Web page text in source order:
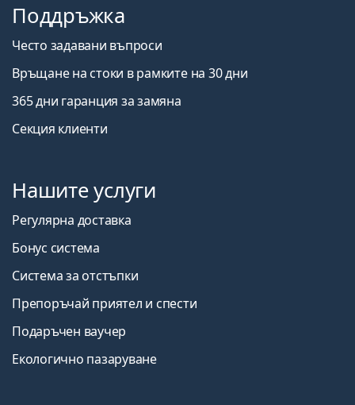
Поддръжка
Често задавани въпроси
Връщане на стоки в рамките на 30 дни
365 дни гаранция за замяна
Секция клиенти
Нашите услуги
Регулярна доставка
Бонус система
Система за отстъпки
Препоръчай приятел и спести
Подаръчен ваучер
Екологично пазаруване